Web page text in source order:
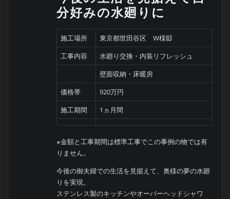
分好みの水廻りに
施工場所
東京都世田谷区 W様邸
工事内容
水廻り交換・内装リフレッシュ
壁面収納・床暖房
価格帯
920万円
施工期間
1ヵ月間
※金額と工事期間は標準工事でこの事例の物では有
りません。
今後の御夫婦での生活を見据えて、奥様の夢の水廻
りを実現。
ステンレス製のキッチンやオーバーヘッドシャワ